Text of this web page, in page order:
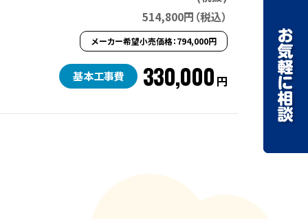
514,800円（税込）
メーカー希望小売価格：794,000円
基本工事費 330,000 円